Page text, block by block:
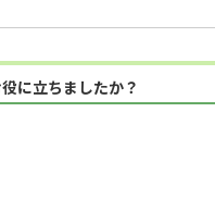
に立ちましたか？